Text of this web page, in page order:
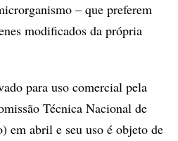
– que preferem
modificados da própria
para uso comercial pela
Técnica Nacional de
em abril e seu uso é objeto de